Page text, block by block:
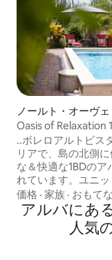
ノールト・オーヴェ
ンション・アパート
Oasis of Relaxation
w/pool -Sunrise
..ボレロアルトビス
リアで、島の北側
な＆快適な1BDのア
れています。ユニ
初のものです。 全
原因ソファベッド
する可能性を持つ2
す。アパートメン
価格 · 家族 · おもて
アルバにあ
人気